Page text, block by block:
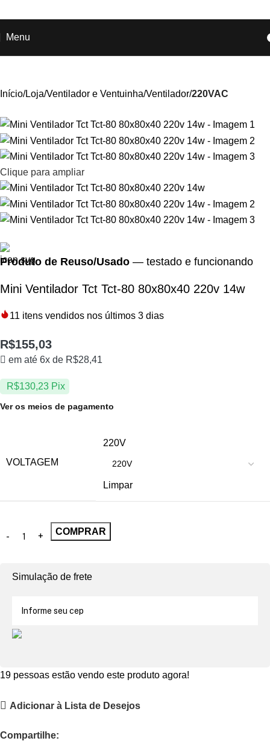
Menu
Início Loja Ventilador e Ventuinha Ventilador 220VAC
Clique para ampliar
Produto de Reuso/Usado — testado e funcionando
Mini Ventilador Tct Tct-80 80x80x40 220v 14w
11 itens vendidos nos últimos 3 dias
R$155,03
em até 6x de R$28,41
R$130,23 Pix
Ver os meios de pagamento
VOLTAGEM
220V
Limpar
COMPRAR
Simulação de frete
19 pessoas estão vendo este produto agora!
Adicionar à Lista de Desejos
Compartilhe: